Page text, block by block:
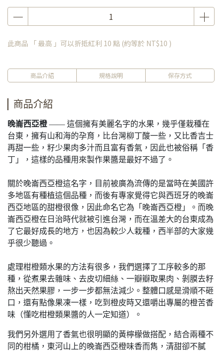
此商品 「 最高 」可以折抵紅利 10 點 (約等於 NT$10 )
商品介紹 規格說明 保存方式
商品介紹
晚崙西亞橙—— 這個擁有美麗名字的水果，幾乎僅栽種在
台東，擁有山和海的孕育，比台灣柳丁酸一些，又比香吉士
再甜一些，籽少果肉多汁而且富有香氣，因此也被俗稱「香
丁」，這樣的品種用來製作果醬是最好不過了。
關於晚崙西亞橙這名字，目前被廣為流傳的是當時在美國許
多地區有種植這個品種，而後有專家覺得它與西班牙的晚崙
西亞地區的甜橙很像，因此命名它為「晚崙西亞橙」。而晚
崙西亞橙在日治時代就被引進台灣，而在溫差大的台東成為
了它最好成長的地方，也因為較少人栽種，西半部的大家幾
乎很少聽過。
處理柑橙類水果的方法有很多，我們選擇了工序較多的那
種，從煮果去雜味、去皮切細絲、一瓣瓣取果肉、剝膜去籽
熬出天然果膠，一步一步都無法減少。整體口感是滑順不砸
口，還有點像果凍一樣，吃到橙皮時又還嚼出專屬的橙苦香
味（懂吃柑橙類果醬的人一定知道）。
我們另外選用了香氣也很明顯的黃檸檬做搭配，結合兩種不
同的柑橘，東河山上的晚崙西亞橙味香而雋，清甜卻不膩